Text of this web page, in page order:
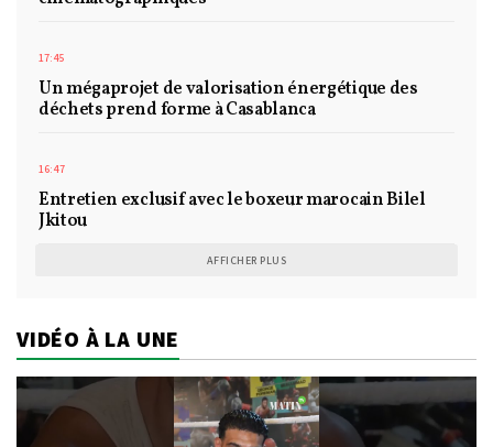
17:45
Un mégaprojet de valorisation énergétique des
déchets prend forme à Casablanca
16:47
Entretien exclusif avec le boxeur marocain Bilel
Jkitou
AFFICHER PLUS
VIDÉO À LA UNE